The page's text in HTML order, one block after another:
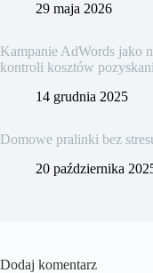
29 maja 2026
Kampanie AdWords jako
kontroli kosztów
14 grudnia 2025
Domowe pralinki bez
20 października
Dodaj komentarz